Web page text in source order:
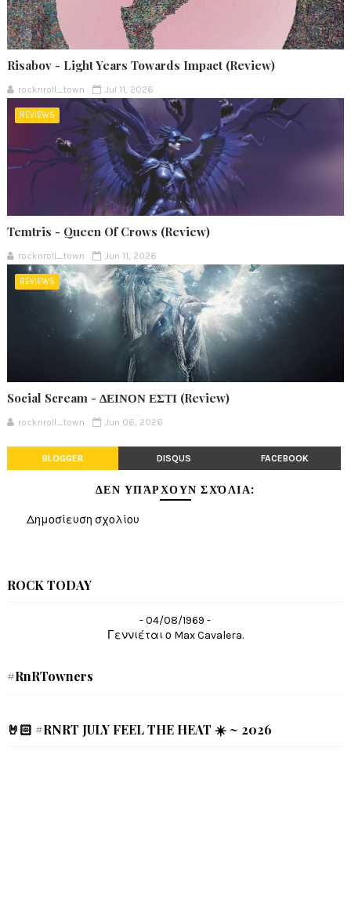
Risabov - Light Years Towards Impact (Review)
rocknroll_town Jul 11, 2026
REVIEWS
Temtris - Queen Of Crows (Review)
rocknroll_town Jun 11, 2026
REVIEWS
Social Scream - ΔΕΙΝΟΝ ΕΣΤΙ (Review)
rocknroll_town Jun 06, 2026
BLOGGER DISQUS FACEBOOK
ΔΕΝ ΥΠΆΡΧΟΥΝ ΣΧΌΛΙΑ:
Δημοσίευση σχολίου
ROCK TODAY
- 04/08/1969 -
Γεννιέται ο Max Cavalera.
#RnRTowners
🤘🏻 #RNRT JULY FEEL THE HEAT ☀️ ~ 2026